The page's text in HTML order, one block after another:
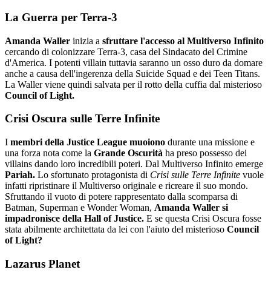
La Guerra per Terra-3
Amanda Waller inizia a sfruttare l'accesso al Multiverso Infinito
cercando di colonizzare Terra-3, casa del Sindacato del Crimine
d'America. I potenti villain tuttavia saranno un osso duro da domare
anche a causa dell'ingerenza della Suicide Squad e dei Teen Titans.
La Waller viene quindi salvata per il rotto della cuffia dal misterioso
Council of Light.
Crisi Oscura sulle Terre Infinite
I membri della Justice League muoiono durante una missione e
una forza nota come la Grande Oscurità ha preso possesso dei
villains dando loro incredibili poteri. Dal Multiverso Infinito emerge
Pariah. Lo sfortunato protagonista di Crisi sulle Terre Infinite vuole
infatti ripristinare il Multiverso originale e ricreare il suo mondo.
Sfruttando il vuoto di potere rappresentato dalla scomparsa di
Batman, Superman e Wonder Woman, Amanda Waller si
impadronisce della Hall of Justice. E se questa Crisi Oscura fosse
stata abilmente architettata da lei con l'aiuto del misterioso Council
of Light?
Lazarus Planet